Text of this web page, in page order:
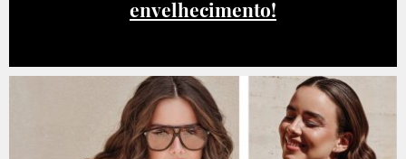
envelhecimento!